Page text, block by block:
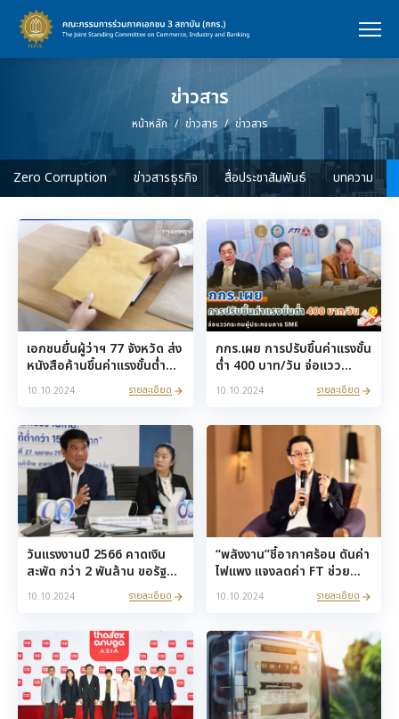
ข่าวสาร
หน้าหลัก ข่าวสาร ข่าวสาร
Zero Corruption ข่าวสารธุรกิจ สื่อประชาสัมพันธ์ บทความ
เอกชนยื่นผู้ว่าฯ 77 จังหวัด ส่ง
หนังสือค้านขึ้นค่าแรงขั้นต่ำ
400 บาท
10.10.2024 รายละเอียด
กกร.เผย การปรับขึ้นค่าแรงขั้น
ต่ำ 400 บาท/วัน จ่อแวว
กระทบผู้ประกอบการ SME
10.10.2024 รายละเอียด
วันแรงงานปี 2566 คาดเงิน
สะพัด กว่า 2 พันล้าน ขอรัฐ
ใหม่ดูแล สวัสดิการ
10.10.2024 รายละเอียด
“พลังงาน”ชี้อากาศร้อน ดันค่า
ไฟแพง แจงลดค่า FT ช่วย
เหลือ 80%ของผู้ใช้ทั้งหมด
10.10.2024 รายละเอียด